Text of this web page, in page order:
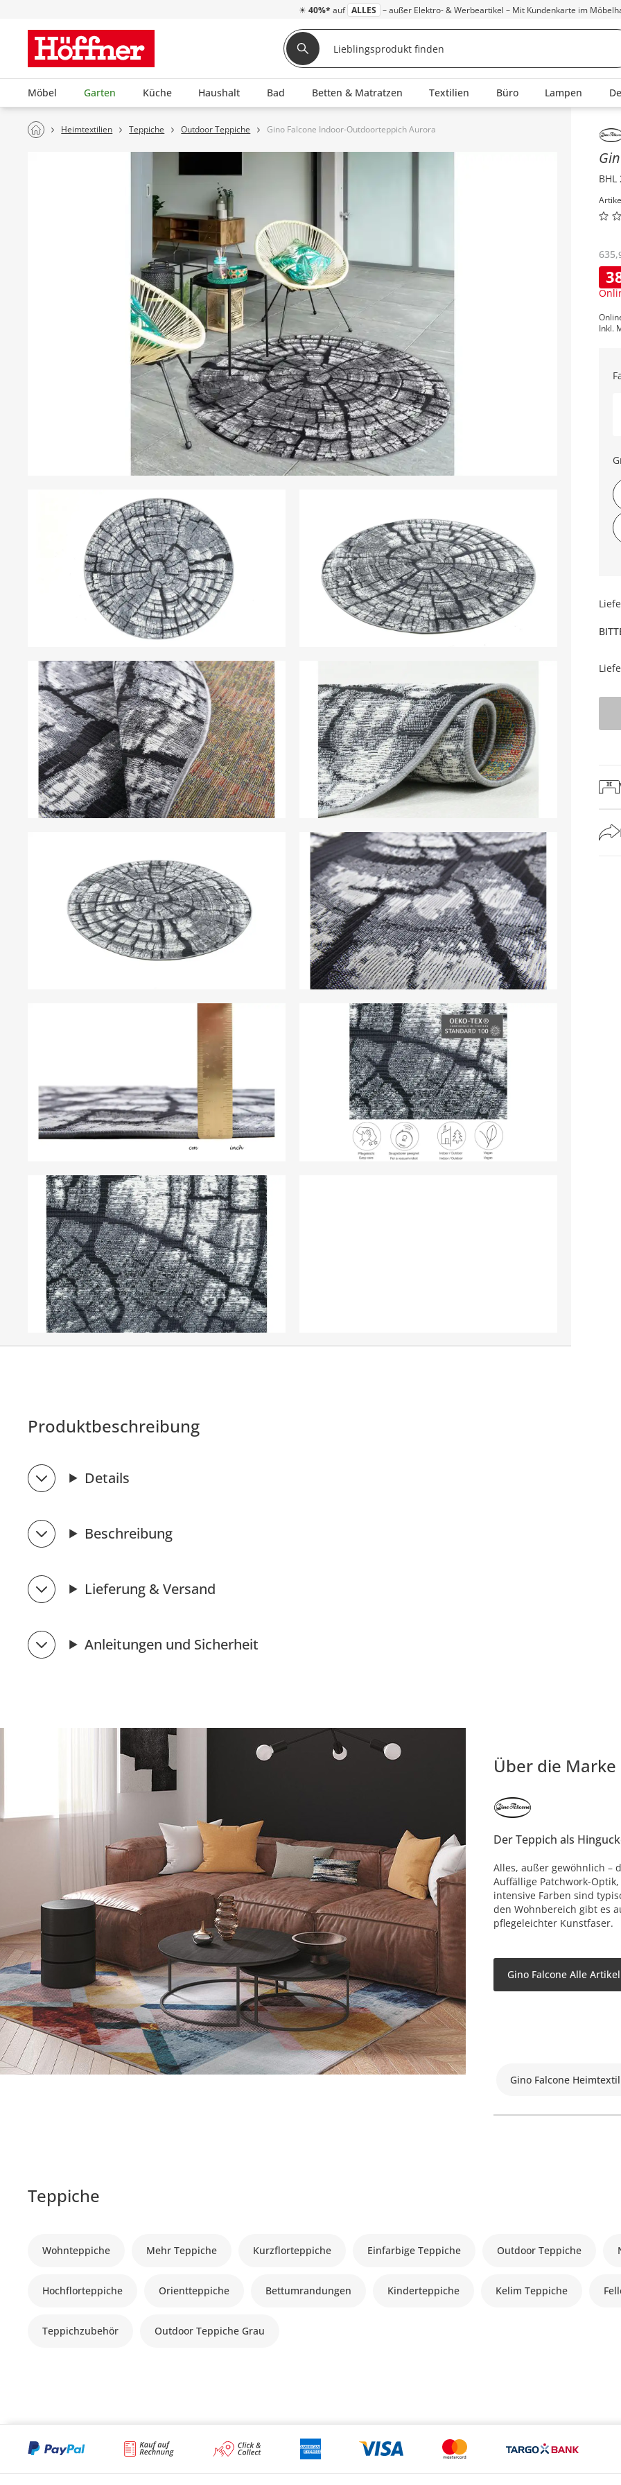
☀ 40%* auf ALLES – außer Elektro- & Werbeartikel – Mit Kundenkarte im
Möbel Garten Küche Haushalt Bad Betten & Matratzen Textilien Büro Lampen
Heimtextilien Teppiche Outdoor Teppiche Gino Falcone Indoor-Outdoorteppich Aurora
635,
Inkl.
Produktbeschreibung
Details
Beschreibung
Lieferung & Versand
Anleitungen und Sicherheit
Über die Marke
Der Teppich als
Alles, außer gewöhnlich –
Auffällige Patchwork-
intensive Farben sind
den Wohnbereich gibt es
pflegeleichter Kunstfaser.
Gino Falcone Alle
Gino Falcone
Teppiche
Wohnteppiche Mehr Teppiche Kurzflorteppiche Einfarbige Teppiche Outdoor Teppiche
Hochflorteppiche Orientteppiche Bettumrandungen Kinderteppiche Kelim Teppiche
Teppichzubehör Outdoor Teppiche Grau